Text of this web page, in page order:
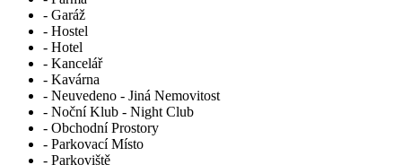
- Garáž
- Hostel
- Hotel
- Kancelář
- Kavárna
- Neuvedeno - Jiná Nemovitost
- Noční Klub - Night Club
- Obchodní Prostory
- Parkovací Místo
- Parkoviště